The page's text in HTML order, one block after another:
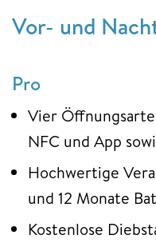
Vor- und
Pro
Vier
NFC und App
Hochwertige
und 12 Monate
Kostenlose